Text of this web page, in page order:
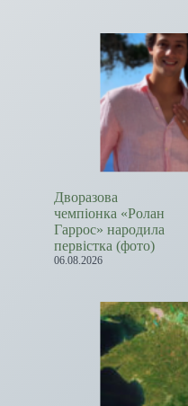
Дворазова
чемпіонка «Ролан
Гаррос» народила
первістка (фото)
06.08.2026